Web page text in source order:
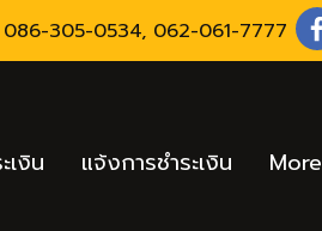
086-305-0534, 062-061-7777
เงิน แจ้งการชำระเงิน More